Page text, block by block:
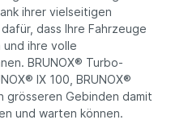
ihrer vielseitigen
dass Ihre Fahrzeuge
ihre volle
BRUNOX® Turbo-
IX 100, BRUNOX®
grösseren Gebinden damit
und warten können.